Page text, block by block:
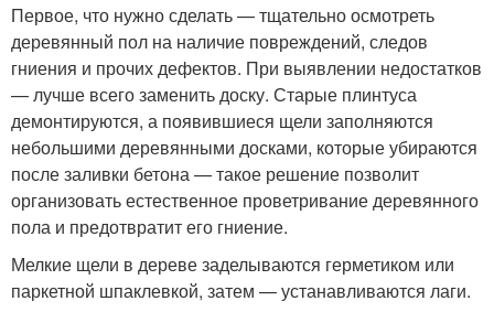
Первое, что нужно сделать — тщательно осмотреть
деревянный пол на наличие повреждений, следов
гниения и прочих дефектов. При выявлении недостатков
— лучше всего заменить доску. Старые плинтуса
демонтируются, а появившиеся щели заполняются
небольшими деревянными досками, которые убираются
после заливки бетона — такое решение позволит
организовать естественное проветривание деревянного
пола и предотвратит его гниение.
Мелкие щели в дереве заделываются герметиком или
паркетной шпаклевкой, затем — устанавливаются лаги.